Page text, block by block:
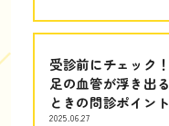
受診前にチェック！
足の血管が浮き出る
ときの問診ポイント
2025.06.27